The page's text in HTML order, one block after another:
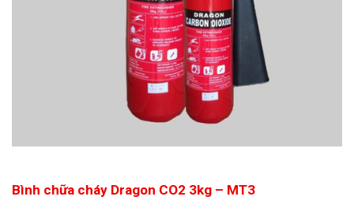
Bình chữa cháy Dragon CO2 3kg – MT3